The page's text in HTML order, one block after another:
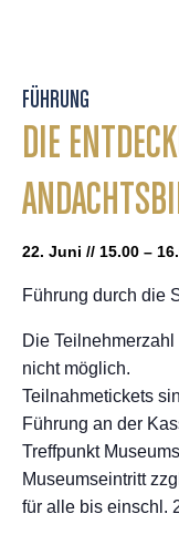
FÜHRUNG
DIE
22. Juni // 15.00 –
Führung durch die
Die
nicht möglich.
Teilnahmetickets
Führung an der
Treffpunkt
Museumseintritt
für alle bis einschl.